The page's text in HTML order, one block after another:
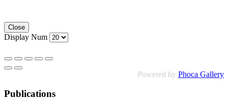
Close
Display Num
Powered by Phoca Gallery
Publications